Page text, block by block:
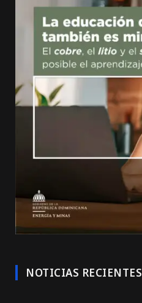
NOTICIAS RECIENTES